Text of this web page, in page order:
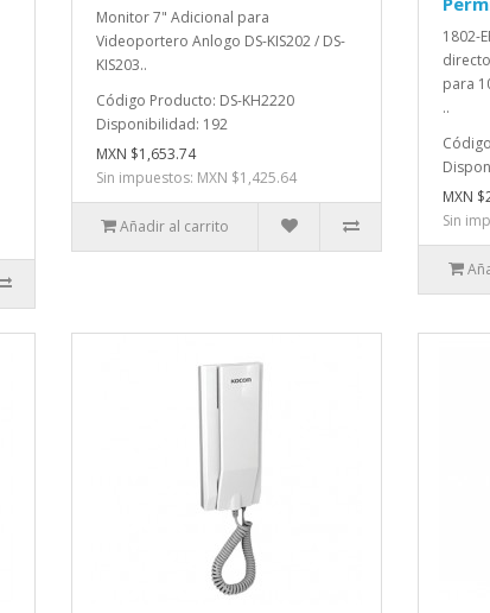
Monitor 7" Adicional para
Videoportero Anlogo DS-KIS202 / DS-
KIS203..
Código Producto: DS-KH2220
Disponibilidad: 192
MXN $1,653.74
Sin impuestos: MXN $1,425.64
Añadir al carrito
1802-
para
..
MXN
Sin